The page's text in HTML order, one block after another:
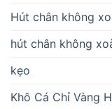
Hút chân không
hút chân không
kẹo
Khô Cá Chỉ Vàng